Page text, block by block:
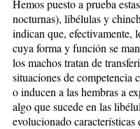
Hemos puesto a prueba
nocturnas), libélulas y
indican que, efectivamente,
cuya forma y función se
los machos tratan de
situaciones de competencia
o inducen a las hembras a
algo que sucede en las
evolucionado características